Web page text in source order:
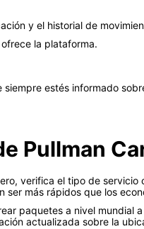
y el historial de
la plataforma.
estés informado
Pullman
verifica el tipo de servicio
más rápidos que los
paquetes a nivel mundial
actualizada sobre la